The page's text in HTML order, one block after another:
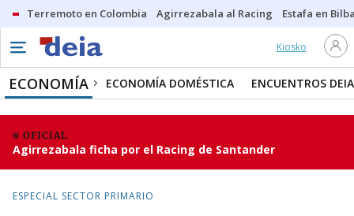
Terremoto en Colombia Agirrezabala al Racing Estafa en
Kiosko
ECONOMÍA ECONOMÍA DOMÉSTICA ENCUENTROS DEIA
OFICIAL
Agirrezabala ficha por el Racing de Santander
ESPECIAL SECTOR PRIMARIO